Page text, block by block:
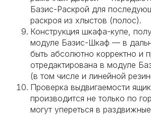
Базис-Раскрой для
раскроя из хлыстов (полос).
Конструкция шкафа-купе,
модуле Базис-Шкаф — в
быть абсолютно корректно и
отредактирована в модуле
(в том числе и линейной
Проверка выдвигаемости
производится не только по
могут упереться в